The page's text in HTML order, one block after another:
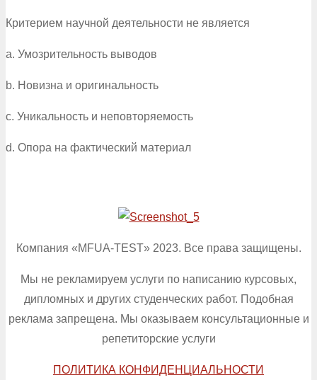
Критерием научной деятельности не является
a. Умозрительность выводов
b. Новизна и оригинальность
c. Уникальность и неповторяемость
d. Опора на фактический материал
Компания «MFUA-TEST» 2023. Все права защищены.
Мы не рекламируем услуги по написанию курсовых,
дипломных и других студенческих работ. Подобная
реклама запрещена. Мы оказываем консультационные и
репетиторские услуги
ПОЛИТИКА КОНФИДЕНЦИАЛЬНОСТИ